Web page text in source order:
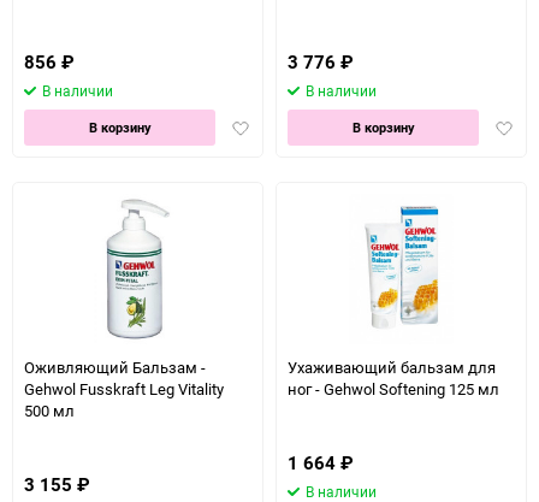
856 ₽
В наличии
Добавить
В корзину
3 776 ₽
В наличии
В корзину
Оживляющий Бальзам -
Gehwol Fusskraft Leg Vitality
500 мл
3 155 ₽
Ухаживающий бальзам для
ног - Gehwol Softening 125 мл
1 664 ₽
В наличии